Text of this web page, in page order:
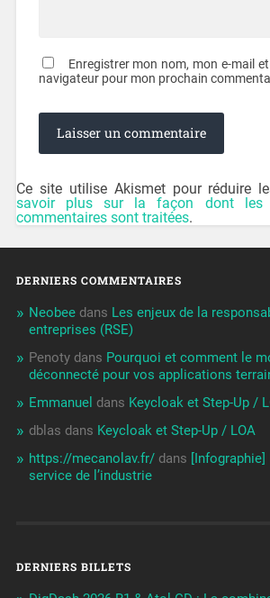
Enregistrer mon nom, mon e-mail
navigateur pour mon prochain
Ce site utilise Akismet pour réduire
savoir plus sur la façon dont les
commentaires sont traitées.
DERNIERS COMMENTAIRES
Neobeedans Les enjeux de la
entreprises (RSE)
Penotydans Pourquoi et comment le
déconnecté pour vos applications
Emmanuel dans Keycloak et Step-Up /
dblas dans Keycloak et Step-Up / LOA
https://mecanolav.fr/dans
service de l’industrie
DERNIERS BILLETS